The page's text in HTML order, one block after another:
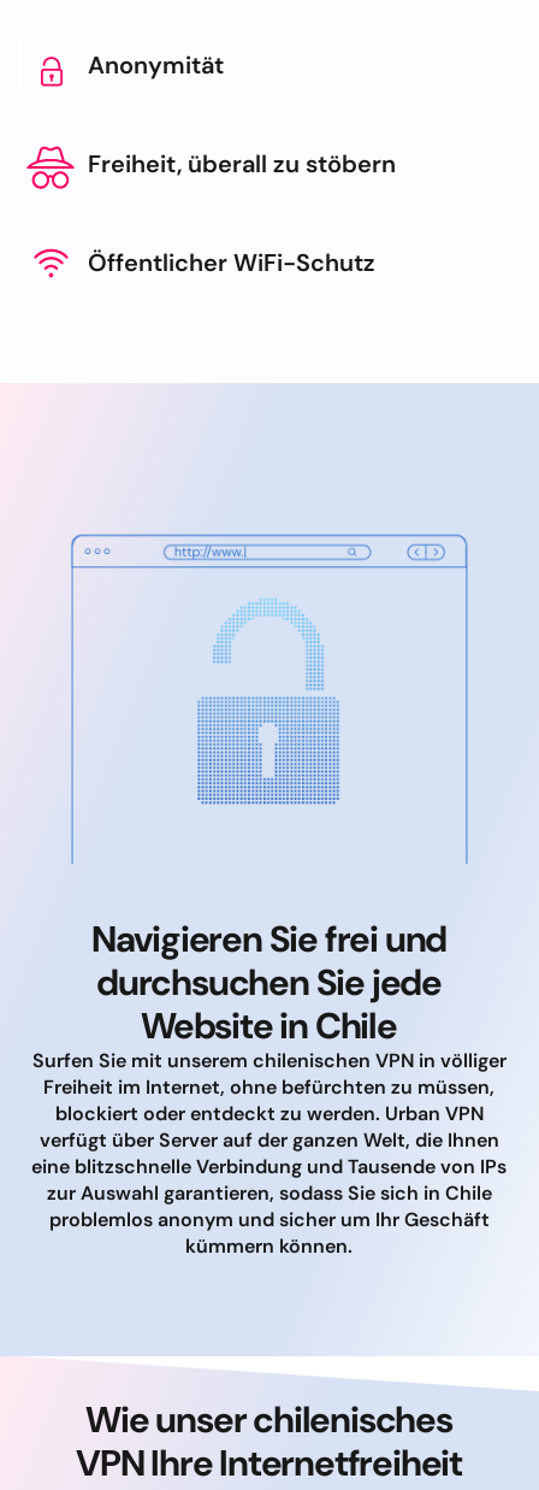
Anonymität
Freiheit, überall zu stöbern
Öffentlicher WiFi-Schutz
Navigieren Sie frei und
durchsuchen Sie jede
Website in Chile
Surfen Sie mit unserem chilenischen VPN in völliger
Freiheit im Internet, ohne befürchten zu müssen,
blockiert oder entdeckt zu werden. Urban VPN
verfügt über Server auf der ganzen Welt, die Ihnen
eine blitzschnelle Verbindung und Tausende von IPs
zur Auswahl garantieren, sodass Sie sich in Chile
problemlos anonym und sicher um Ihr Geschäft
kümmern können.
Wie unser chilenisches
VPN Ihre Internetfreiheit